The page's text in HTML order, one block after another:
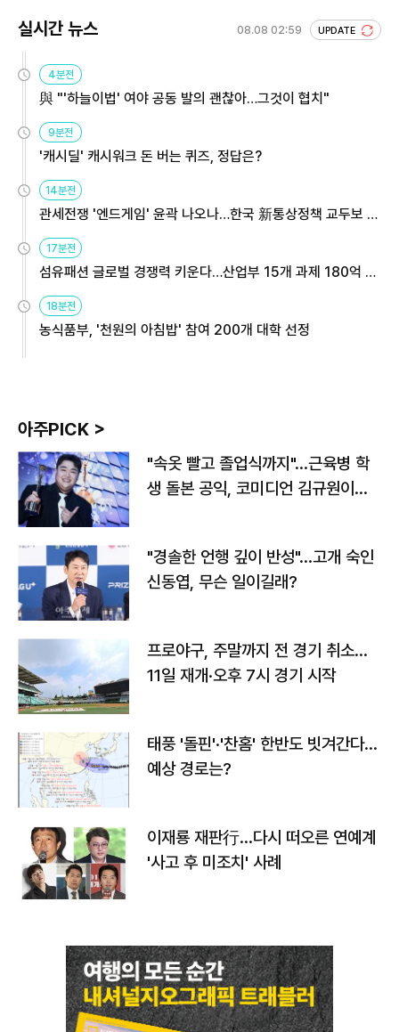
실시간 뉴스 08.08 02:59 UPDATE
4분전
與 "'하늘이법' 여야 공동 발의 괜찮아…그것이 협치"
9분전
'캐시딜' 캐시워크 돈 버는 퀴즈, 정답은?
14분전
관세전쟁 '엔드게임' 윤곽 나오나…한국 新통상정책 교두보 활
용해야
17분전
섬유패션 글로벌 경쟁력 키운다…산업부 15개 과제 180억 지
원
18분전
농식품부, '천원의 아침밥' 참여 200개 대학 선정
아주PICK >
"속옷 빨고 졸업식까지"…근육병 학
생 돌본 공익, 코미디언 김규원이었
"경솔한 언행 깊이 반성"…고개 숙인
신동엽, 무슨 일이길래?
프로야구, 주말까지 전 경기 취소…
11일 재개·오후 7시 경기 시작
태풍 '돌핀'·'찬홈' 한반도 빗겨간다…
예상 경로는?
이재룡 재판行…다시 떠오른 연예계
'사고 후 미조치' 사례